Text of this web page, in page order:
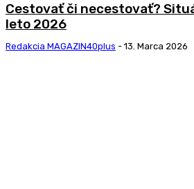
Cestovať či necestovať?
leto 2026
Redakcia MAGAZIN40plus - 13. Marca 2026